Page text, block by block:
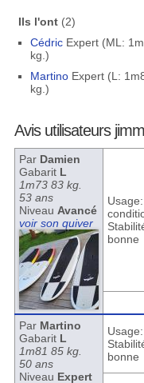
Ils l'ont(2)
CédricExpert (ML:
kg.)
MartinoExpert (L:
kg.)
Avis utilisateurs
Par Damien
Gabarit L
1m73 83 kg.
53 ans
Niveau Avancé
voir son quiver
bonne
Par Martino
Gabarit L
1m81 85 kg.
50 ans
Niveau Expert
bonne